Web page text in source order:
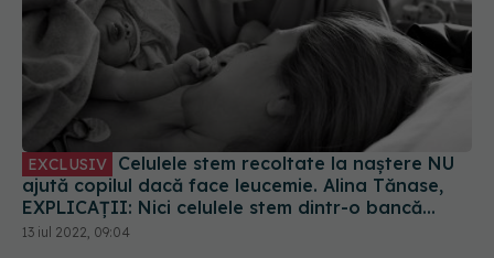
EXCLUSIV
ajută copilul dacă face leucemie. Alina Tănase,
EXPLICAȚII: Nici celulele stem dintr-o bancă
privată NU AJUTĂ
13 iul 2022, 09:04